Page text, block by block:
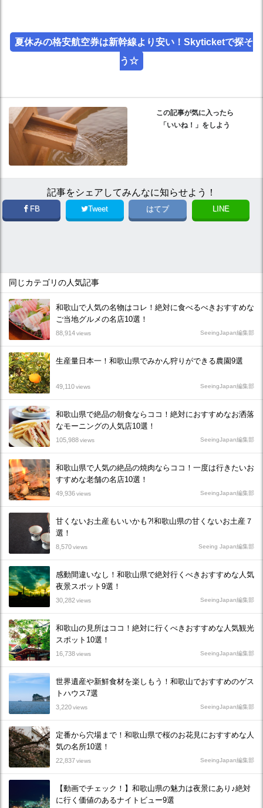
夏休みの格安航空券は新幹線より安い！Skyticketで探そ
う☆
この記事が気に入ったら
「いいね！」をしよう
記事をシェアしてみんなに知らせよう！
FB Tweet はてブ LINE
同じカテゴリの人気記事
和歌山で人気の名物はコレ！絶対に食べるべきおすすめな
ご当地グルメの名店10選！
88,914views SeeingJapan編集部
生産量日本一！和歌山県でみかん狩りができる農園9選
49,110views SeeingJapan編集部
和歌山県で絶品の朝食ならココ！絶対におすすめなお洒落
なモーニングの人気店10選！
105,988views SeeingJapan編集部
和歌山県で人気の絶品の焼肉ならココ！一度は行きたいお
すすめな老舗の名店10選！
49,936views SeeingJapan編集部
甘くないお土産もいいかも?!和歌山県の甘くないお土産７
選！
8,570views Seeing Japan編集部
感動間違いなし！和歌山県で絶対行くべきおすすめな人気
夜景スポット9選！
30,282views SeeingJapan編集部
和歌山の見所はココ！絶対に行くべきおすすめな人気観光
スポット10選！
16,738views SeeingJapan編集部
世界遺産や新鮮食材を楽しもう！和歌山でおすすめのゲス
トハウス7選
3,220views SeeingJapan編集部
定番から穴場まで！和歌山県で桜のお花見におすすめな人
気の名所10選！
22,837views SeeingJapan編集部
【動画でチェック！】和歌山県の魅力は夜景にあり♪絶対
に行く価値のあるナイトビュー9選